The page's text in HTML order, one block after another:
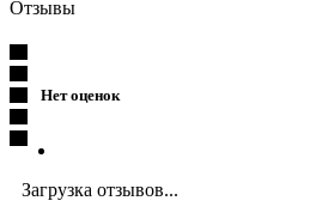
Отзывы
Нет оценок
Загрузка отзывов...